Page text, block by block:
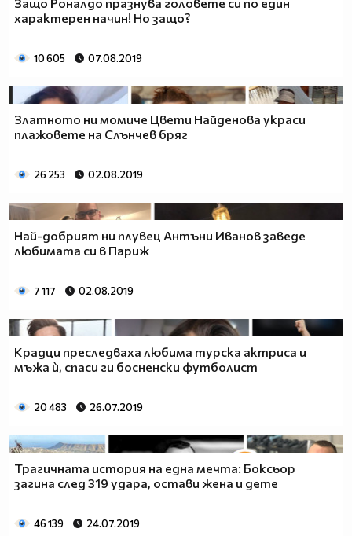
характерен начин! Но защо?
10 605 07.08.2019
Златното ни момиче Цвети Найденова украси
плажовете на Слънчев бряг
26 253 02.08.2019
Най-добрият ни плувец Антъни Иванов заведе
любимата си в Париж
7 117 02.08.2019
Крадци преследваха любима турска актриса и
мъжа ѝ, спаси ги босненски футболист
20 483 26.07.2019
Трагичната история на една мечта: Боксьор
загина след 319 удара, остави жена и дете
46 139 24.07.2019